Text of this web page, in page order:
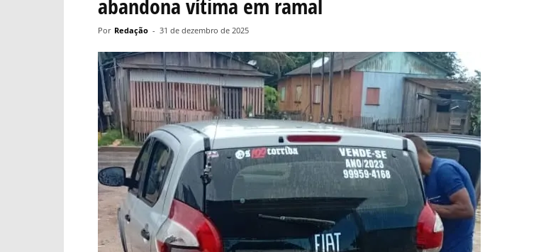
Em
Foco
abandona vítima em ramal
Por Redação - 31 de dezembro de 2025